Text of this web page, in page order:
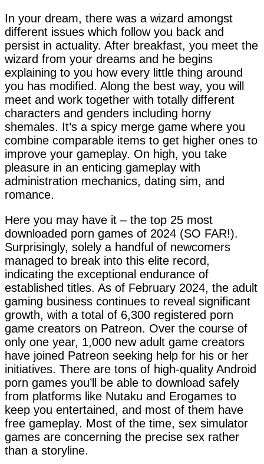
In your dream, there was a wizard amongst
different issues which follow you back and
persist in actuality. After breakfast, you meet the
wizard from your dreams and he begins
explaining to you how every little thing around
you has modified. Along the best way, you will
meet and work together with totally different
characters and genders including horny
shemales. It’s a spicy merge game where you
combine comparable items to get higher ones to
improve your gameplay. On high, you take
pleasure in an enticing gameplay with
administration mechanics, dating sim, and
romance.
Here you may have it – the top 25 most
downloaded porn games of 2024 (SO FAR!).
Surprisingly, solely a handful of newcomers
managed to break into this elite record,
indicating the exceptional endurance of
established titles. As of February 2024, the adult
gaming business continues to reveal significant
growth, with a total of 6,300 registered porn
game creators on Patreon. Over the course of
only one year, 1,000 new adult game creators
have joined Patreon seeking help for his or her
initiatives. There are tons of high-quality Android
porn games you’ll be able to download safely
from platforms like Nutaku and Erogames to
keep you entertained, and most of them have
free gameplay. Most of the time, sex simulator
games are concerning the precise sex rather
than a storyline.